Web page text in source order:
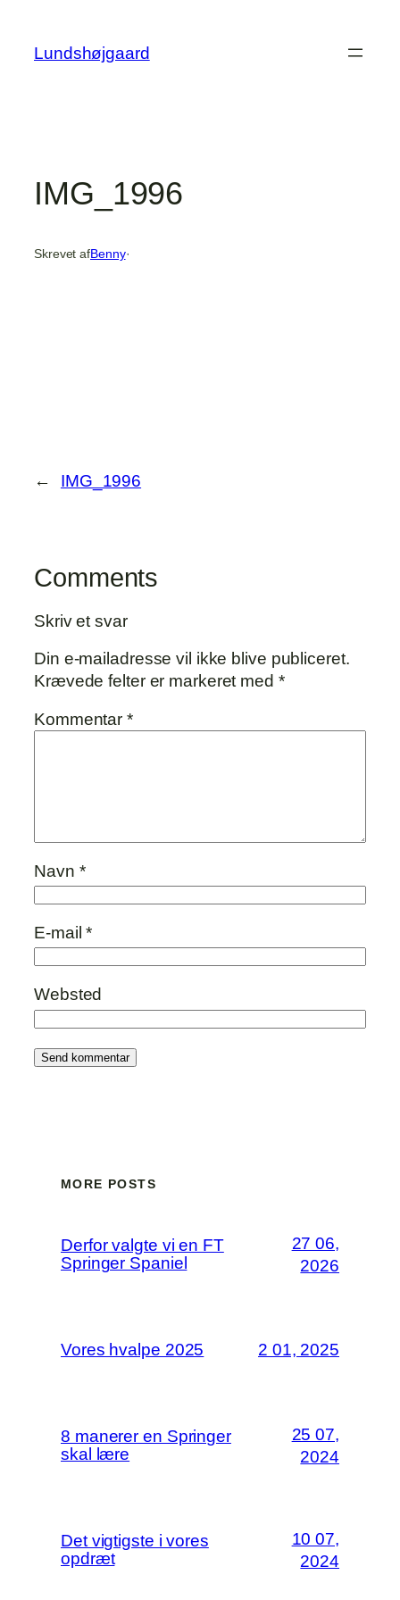
indhold
Lundshøjgaard
IMG_1996
Skrevet afBenny·
← IMG_1996
Comments
Skriv et svar
Din e-mailadresse vil ikke blive publiceret.
Krævede felter er markeret med *
Kommentar*
Navn *
E-mail*
Websted
MORE POSTS
Derfor valgte vi en FT
Springer Spaniel
27 06,
2026
Vores hvalpe 2025 2 01, 2025
8 manerer en Springer
skal lære
25 07,
2024
Det vigtigste i vores
opdræt
10 07,
2024